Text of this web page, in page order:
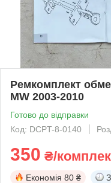
Ремкомплект
MW 2003-2010
Готово до відправки
Код: DCPT-8-0140
350 ₴/
Економія 80 ₴